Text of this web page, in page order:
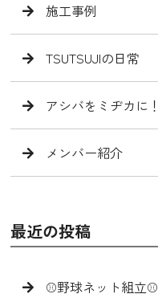
施工事例
TSUTSUJIの日常
アシバをミヂカに！
メンバー紹介
最近の投稿
⚾️野球ネット組立⚾️